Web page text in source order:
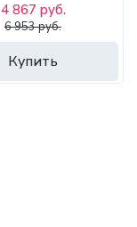
Купить
4 867 руб.
6 953 руб.